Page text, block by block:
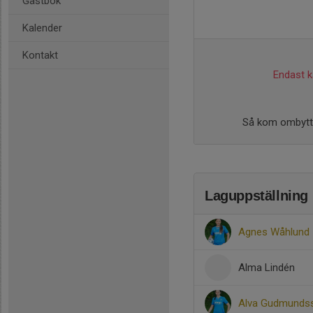
Kalender
Kontakt
Endast
Så kom
Laguppställning
Agnes Wåhlund
Alma Lindén
Alva